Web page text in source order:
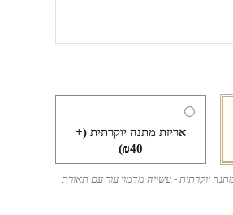
אריזת מתנה יוקרתית(+
₪40)
יוקרתית - עשויה מדמוי עור עם תאורת